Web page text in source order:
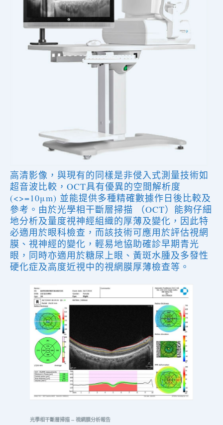
高清影像，與現有的同樣是非侵入式測量技術如
超音波比較，OCT具有優異的空間解析度
(<>=10μm) 並能提供多種精確數據作日後比較及
參考。由於光學相干斷層掃描 （OCT）能夠仔細
地分析及量度視神經組織的厚薄及變化，因此特
必適用於眼科檢查，而該技術可應用於評估視網
膜、視神經的變化，輕易地協助確診早期青光
眼，同時亦適用於糖尿上眼、黃斑水腫及多發性
硬化症及高度近視中的視網膜厚薄檢查等。
光學相干斷層掃描 -- 視網膜分析報告